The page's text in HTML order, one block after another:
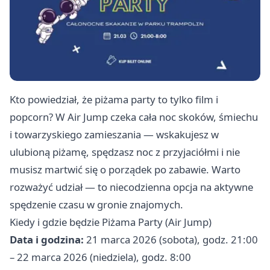
Kto powiedział, że piżama party to tylko film i
popcorn? W Air Jump czeka cała noc skoków, śmiechu
i towarzyskiego zamieszania — wskakujesz w
ulubioną piżamę, spędzasz noc z przyjaciółmi i nie
musisz martwić się o porządek po zabawie. Warto
rozważyć udział — to niecodzienna opcja na aktywne
spędzenie czasu w gronie znajomych.
Kiedy i gdzie będzie Piżama Party (Air Jump)
Data i godzina: 21 marca 2026 (sobota), godz. 21:00
– 22 marca 2026 (niedziela), godz. 8:00